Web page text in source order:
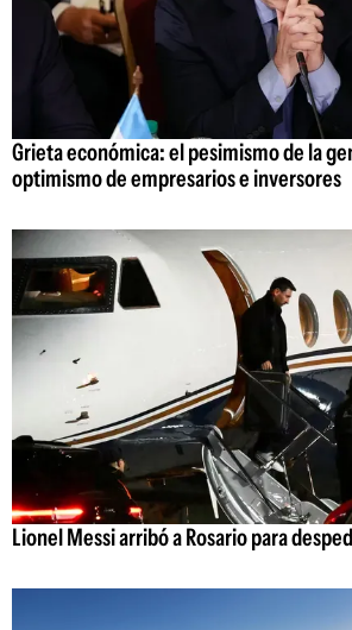
Grieta económica: el pesimismo de la
optimismo de empresarios e inversores
Lionel Messi arribó a Rosario para